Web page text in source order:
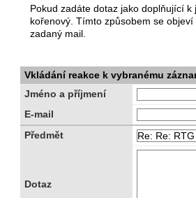
Pokud zadáte dotaz jako doplňující
kořenový. Tímto způsobem se
zadaný mail.
Vkládání reakce k vybranému
Jméno a příjmení
E-mail
Předmět
Dotaz